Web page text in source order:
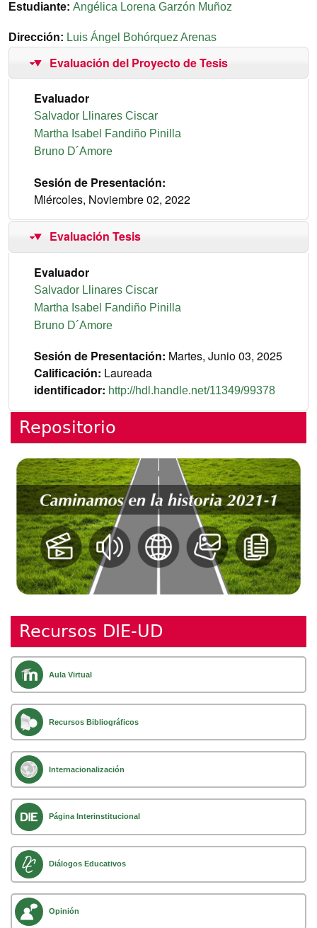
Estudiante Angélica Lorena Garzón Muñoz
Dirección Luis Ángel Bohórquez Arenas
Evaluación del Proyecto de Tesis
Proyecto de Tesis
Evaluador
Salvador Llinares Ciscar
Martha Isabel Fandiño Pinilla
Bruno D´Amore
Sesión de Presentación
Miércoles, Noviembre 02, 2022
Evaluación Tesis
Tesis
Evaluador
Salvador Llinares Ciscar
Martha Isabel Fandiño Pinilla
Bruno D´Amore
Sesión de Presentación Martes, Junio 03, 2025
Calificación Laureada
identificador
http://hdl.handle.net/11349/99378
Repositorio
Recursos DIE-UD
Aula Virtual
Recursos Bibliográficos
Internacionalización
Página Interinstitucional
Diálogos Educativos
Opinión